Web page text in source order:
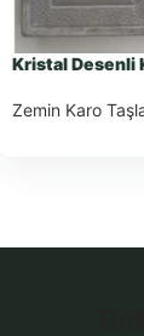
Kristal Desenli
Zemin Karo